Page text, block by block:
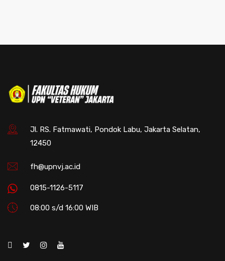
Jl. RS. Fatmawati, Pondok Labu, Jakarta Selatan,
12450
fh@upnvj.ac.id
0815-1126-5117
08:00 s/d 16:00 WIB